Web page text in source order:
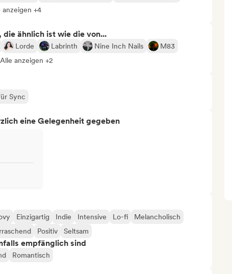
anzeigen +4
ähnlich ist wie die von...
Lorde Labrinth Nine Inch Nails
M83
Alle anzeigen +2
Sync
eine Gelegenheit gegeben
Einzigartig Indie Intensive Lo-fi
Melancholisch
Positiv Seltsam
empfänglich sind
Romantisch